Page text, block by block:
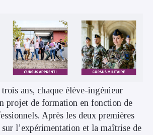
ans, chaque élève-ingénieur
projet de formation en fonction de
Après les deux premières
sur l’expérimentation et la maîtrise de